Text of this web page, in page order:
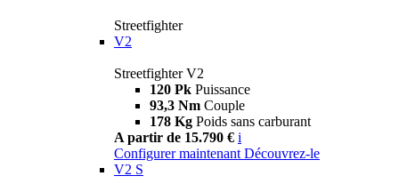
Streetfighter
V2
Streetfighter V2
120 Pk Puissance
93,3 Nm Couple
178 Kg Poids sans carburant
A partir de 15.790 € i
Configurer maintenant Découvrez-le
V2 S